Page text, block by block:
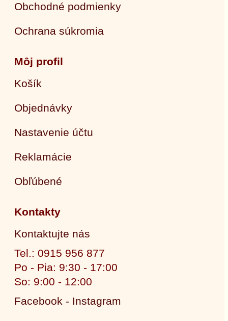
Obchodné podmienky
Ochrana súkromia
Môj profil
Košík
Objednávky
Nastavenie účtu
Reklamácie
Obľúbené
Kontakty
Kontaktujte nás
Tel.: 0915 956 877
Po - Pia: 9:30 - 17:00
So: 9:00 - 12:00
Facebook - Instagram